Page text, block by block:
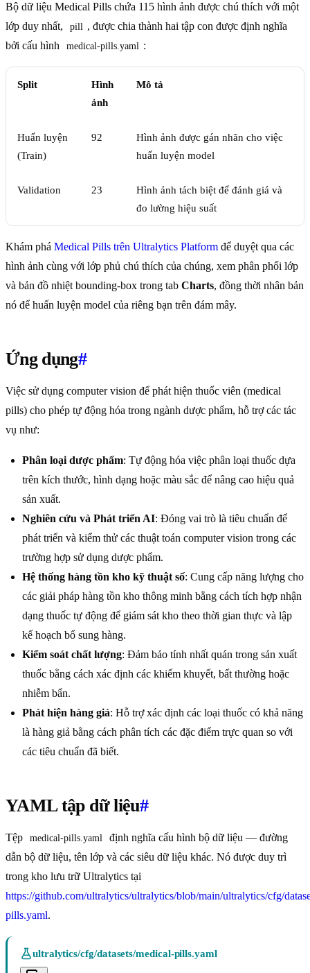
Bộ dữ liệu Medical Pills chứa 115 hình ảnh được chú thích với một
lớp duy nhất,
pill , được chia thành hai tập con được định nghĩa
bởi cấu hình
medical-pills.yaml :
Split
Hình
ảnh
Mô tả
Huấn luyện
(Train)
92
Hình ảnh được gán nhãn cho việc
huấn luyện model
Validation 23
Hình ảnh tách biệt để đánh giá và
đo lường hiệu suất
Khám phá Medical Pills trên Ultralytics Platform để duyệt qua các
hình ảnh cùng với lớp phủ chú thích của chúng, xem phân phối lớp
và bản đồ nhiệt bounding-box trong tab Charts, đồng thời nhân bản
nó để huấn luyện model của riêng bạn trên đám mây.
Ứng dụng#
Việc sử dụng computer vision để phát hiện thuốc viên (medical
pills) cho phép tự động hóa trong ngành dược phẩm, hỗ trợ các tác
vụ như:
Phân loại dược phẩm: Tự động hóa việc phân loại thuốc dựa
trên kích thước, hình dạng hoặc màu sắc để nâng cao hiệu quả
sản xuất.
Nghiên cứu và Phát triển AI: Đóng vai trò là tiêu chuẩn để
phát triển và kiểm thử các thuật toán computer vision trong các
trường hợp sử dụng dược phẩm.
Hệ thống hàng tồn kho kỹ thuật số: Cung cấp năng lượng cho
các giải pháp hàng tồn kho thông minh bằng cách tích hợp nhận
dạng thuốc tự động để giám sát kho theo thời gian thực và lập
kế hoạch bổ sung hàng.
Kiểm soát chất lượng: Đảm bảo tính nhất quán trong sản xuất
thuốc bằng cách xác định các khiếm khuyết, bất thường hoặc
nhiễm bẩn.
Phát hiện hàng giả: Hỗ trợ xác định các loại thuốc có khả năng
là hàng giả bằng cách phân tích các đặc điểm trực quan so với
các tiêu chuẩn đã biết.
YAML tập dữ liệu#
Tệp medical-pills.yaml
định nghĩa cấu hình bộ dữ liệu — đường
dẫn bộ dữ liệu, tên lớp và các siêu dữ liệu khác. Nó được duy trì
trong kho lưu trữ Ultralytics tại
https://github.com/ultralytics/ultralytics/blob/main/ultralytics/cfg/
pills.yaml.
ultralytics/cfg/datasets/medical-pills.yaml